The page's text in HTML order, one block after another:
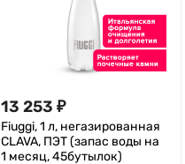
13 253 ₽
Fiuggi, 1 л, негазированная
CLAVA, ПЭТ (запас воды на
1 месяц, 45бутылок)